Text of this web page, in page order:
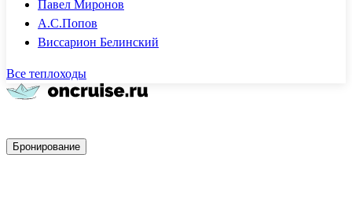
Павел Миронов
А.С.Попов
Виссарион Белинский
Все теплоходы
Бронирование